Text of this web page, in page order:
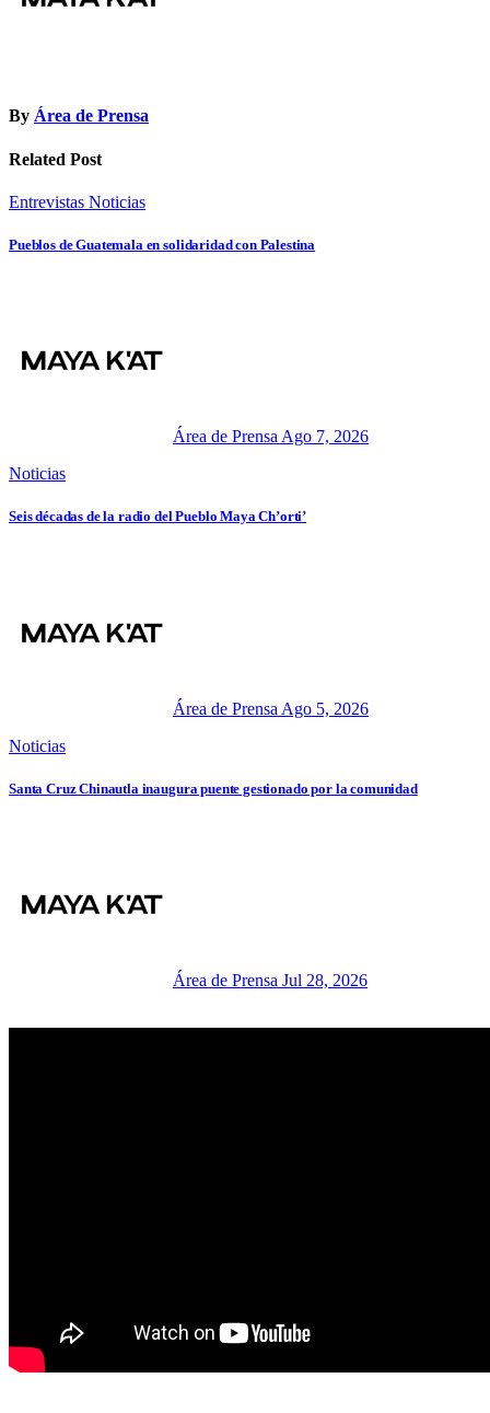
By Área de Prensa
Related Post
Entrevistas Noticias
Pueblos de Guatemala en solidaridad con Palestina
Área de Prensa Ago 7, 2026
Noticias
Seis décadas de la radio del Pueblo Maya Ch’orti’
Área de Prensa Ago 5, 2026
Noticias
Santa Cruz Chinautla inaugura puente gestionado por la comunidad
Área de Prensa Jul 28, 2026